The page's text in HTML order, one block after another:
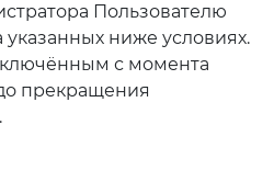
Пользователю
указанных ниже условиях.
с момента
прекращения